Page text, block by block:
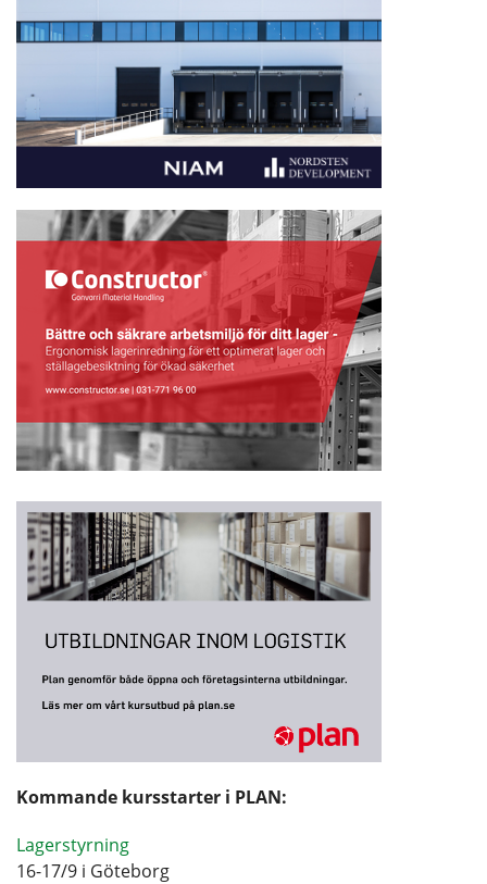
Kommande kursstarter i PLAN:
Lagerstyrning
16-17/9 i Göteborg